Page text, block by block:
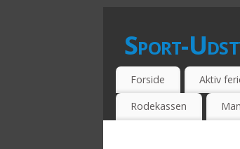
Sport-
SPORTSUDSSTYR -
Forside Aktiv
Rodekassen